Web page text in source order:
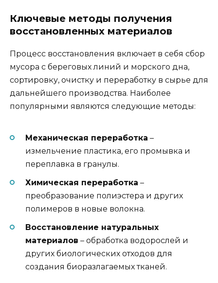
Ключевые методы получения
восстановленных материалов
Процесс восстановления включает в себя сбор
мусора с береговых линий и морского дна,
сортировку, очистку и переработку в сырье для
дальнейшего производства. Наиболее
популярными являются следующие методы:
Механическая переработка –
измельчение пластика, его промывка и
переплавка в гранулы.
Химическая переработка –
преобразование полиэстера и других
полимеров в новые волокна.
Восстановление натуральных
материалов – обработка водорослей и
других биологических отходов для
создания биоразлагаемых тканей.